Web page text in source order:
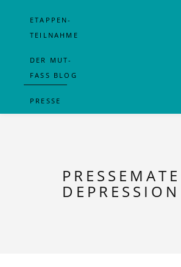
ETAPPEN-
TEILNAHME
DER MUT-
FASS BLOG
PRESSE
DEPRESSION